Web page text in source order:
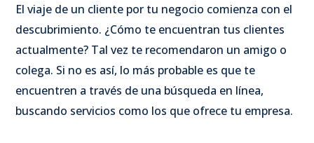
El viaje de un cliente por tu negocio comienza con el
descubrimiento. ¿Cómo te encuentran tus clientes
actualmente? Tal vez te recomendaron un amigo o
colega. Si no es así, lo más probable es que te
encuentren a través de una búsqueda en línea,
buscando servicios como los que ofrece tu empresa.